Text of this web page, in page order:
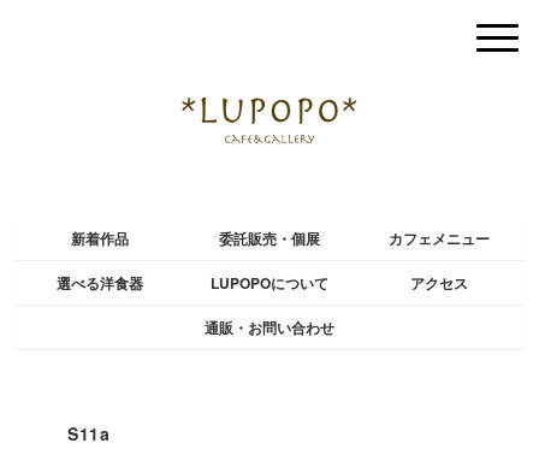
新着作品 委託販売・個展 カフェメニュー
選べる洋食器 LUPOPOについて アクセス
通販・お問い合わせ
S11a